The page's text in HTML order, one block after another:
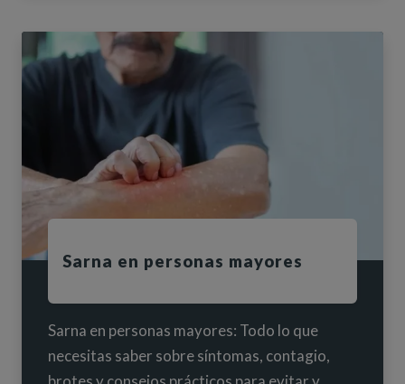
Sarna en personas mayores
Sarna en personas mayores: Todo lo que
necesitas saber sobre síntomas, contagio,